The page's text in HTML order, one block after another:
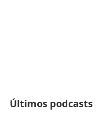
Últimos podcasts